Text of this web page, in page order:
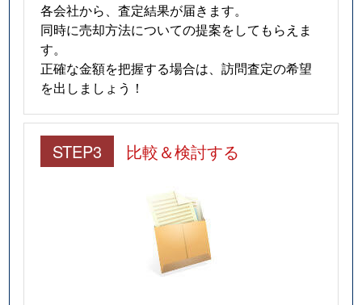
各会社から、査定結果が届きます。
同時に売却方法についての提案をしてもらえま
す。
正確な金額を把握する場合は、訪問査定の希望
を出しましょう！
STEP3 比較＆検討する